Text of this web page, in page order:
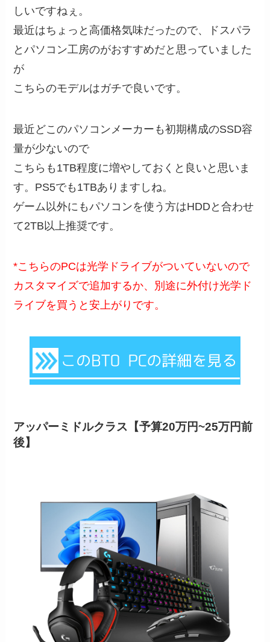
しいですねぇ。
最近はちょっと高価格気味だったので、ドスパラ
とパソコン工房のがおすすめだと思っていました
が
こちらのモデルはガチで良いです。
最近どこのパソコンメーカーも初期構成のSSD容
量が少ないので
こちらも1TB程度に増やしておくと良いと思いま
す。PS5でも1TBありますしね。
ゲーム以外にもパソコンを使う方はHDDと合わせ
て2TB以上推奨です。
*こちらのPCは光学ドライブがついていないので
カスタマイズで追加するか、別途に外付け光学ド
ライブを買うと安上がりです。
アッパーミドルクラス【予算20万円~25万円前
後】